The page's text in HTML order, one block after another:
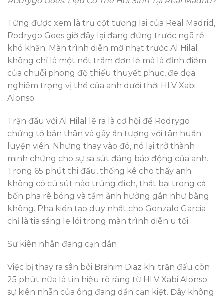
Từng được xem là trụ cột tương lai của Real Madrid,
Rodrygo Goes giờ đây lại đang đứng trước ngã rẽ
khó khăn. Màn trình diễn mờ nhạt trước Al Hilal
không chỉ là một nốt trầm đơn lẻ mà là đỉnh điểm
của chuỗi phong độ thiếu thuyết phục, đe dọa
nghiêm trọng vị thế của anh dưới thời HLV Xabi
Alonso.
Trận đấu với Al Hilal lẽ ra là cơ hội để Rodrygo
chứng tỏ bản thân và gây ấn tượng với tân huấn
luyện viên. Nhưng thay vào đó, nó lại trở thành
minh chứng cho sự sa sút đáng báo động của anh.
Trong 65 phút thi đấu, thống kê cho thấy anh
không có cú sút nào trúng đích, thất bại trong cả
bốn pha rê bóng và tầm ảnh hưởng gần như bằng
không. Pha kiến tạo duy nhất cho Gonzalo Garcia
chỉ là tia sáng le lói trong màn trình diễn u tối.
Sự kiên nhẫn đang cạn dần
Việc bị thay ra sân bởi Brahim Diaz khi trận đấu còn
25 phút nữa là tín hiệu rõ ràng từ HLV Xabi Alonso:
sự kiên nhẫn của ông đang dần cạn kiệt. Đây không